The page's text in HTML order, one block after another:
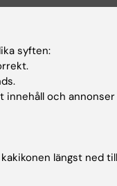
of
H; Zhang Y;
syften:
innehåll och
längst ned